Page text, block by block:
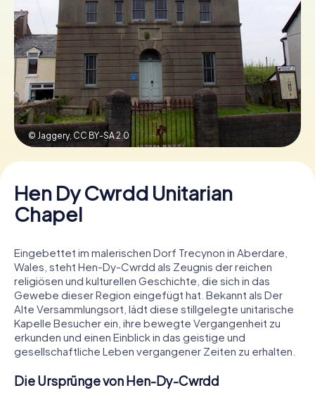
Tickets buchen
Gutscheine bestellen
© Jaggery, CC BY-SA 2.0
Hen Dy Cwrdd Unitarian
Chapel
Eingebettet im malerischen Dorf Trecynon in Aberdare,
Wales, steht Hen-Dy-Cwrdd als Zeugnis der reichen
religiösen und kulturellen Geschichte, die sich in das
Gewebe dieser Region eingefügt hat. Bekannt als Der
Alte Versammlungsort, lädt diese stillgelegte unitarische
Kapelle Besucher ein, ihre bewegte Vergangenheit zu
erkunden und einen Einblick in das geistige und
gesellschaftliche Leben vergangener Zeiten zu erhalten.
Die Ursprünge von Hen-Dy-Cwrdd